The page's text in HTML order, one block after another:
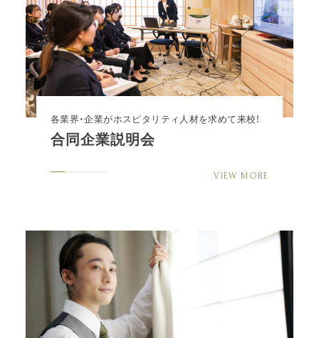
各業界・企業がホスピタリティ人材を求めて来校！
合同企業説明会
VIEW MORE